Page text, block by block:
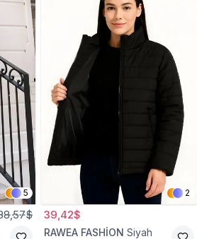
5 2
39,42$
RAWEA FASHİON Siyah